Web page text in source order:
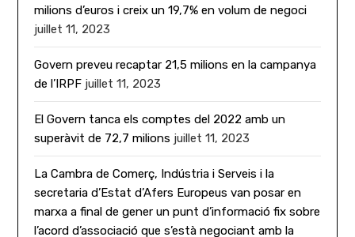
milions d’euros i creix un 19,7% en volum de negoci
juillet 11, 2023
Govern preveu recaptar 21,5 milions en la campanya
de l’IRPF juillet 11, 2023
El Govern tanca els comptes del 2022 amb un
superàvit de 72,7 milions juillet 11, 2023
La Cambra de Comerç, Indústria i Serveis i la
secretaria d’Estat d’Afers Europeus van posar en
marxa a final de gener un punt d’informació fix sobre
l’acord d’associació que s’està negociant amb la